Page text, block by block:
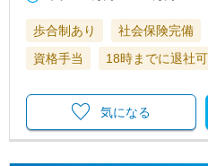
歩合制あり 社会保険完備
資格手当
18時までに退社
気になる